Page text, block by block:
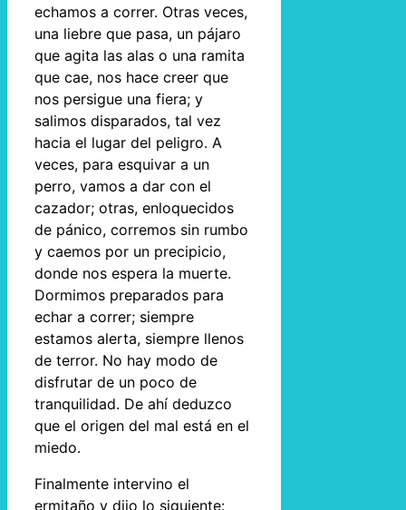
echamos a correr. Otras veces,
una liebre que pasa, un pájaro
que agita las alas o una ramita
que cae, nos hace creer que
nos persigue una fiera; y
salimos disparados, tal vez
hacia el lugar del peligro. A
veces, para esquivar a un
perro, vamos a dar con el
cazador; otras, enloquecidos
de pánico, corremos sin rumbo
y caemos por un precipicio,
donde nos espera la muerte.
Dormimos preparados para
echar a correr; siempre
estamos alerta, siempre llenos
de terror. No hay modo de
disfrutar de un poco de
tranquilidad. De ahí deduzco
que el origen del mal está en el
miedo.
Finalmente intervino el
ermitaño y dijo lo siguiente: